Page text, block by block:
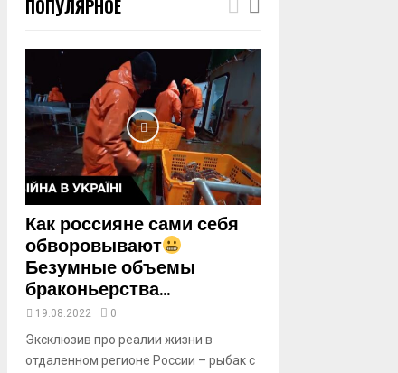
m
u
b
e
ПОПУЛЯРНОЕ
Как россияне сами себя
обворовывают
Безумные объемы
браконьерства...
19.08.2022 0
Эксклюзив про реалии жизни в
отдаленном регионе России – рыбак с